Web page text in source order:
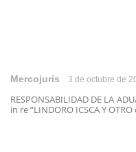
Mercojuris 3 de octubre de
RESPONSABILIDAD DE LA
in re “LINDORO ICSCA Y